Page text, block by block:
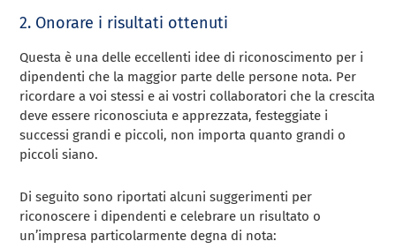
2. Onorare i risultati ottenuti
Questa è una delle eccellenti idee di riconoscimento per i
dipendenti che la maggior parte delle persone nota. Per
ricordare a voi stessi e ai vostri collaboratori che la crescita
deve essere riconosciuta e apprezzata, festeggiate i
successi grandi e piccoli, non importa quanto grandi o
piccoli siano.
Di seguito sono riportati alcuni suggerimenti per
riconoscere i dipendenti e celebrare un risultato o
un’impresa particolarmente degna di nota: